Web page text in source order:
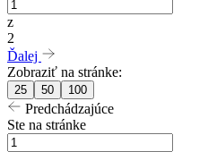
z
2
Ďalej
Zobraziť na stránke:
25 50 100
Predchádzajúce
Ste na stránke